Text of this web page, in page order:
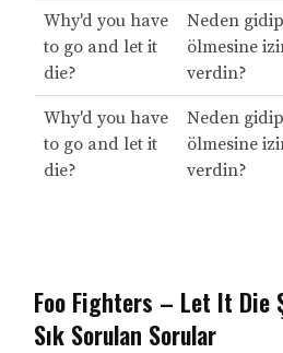
Why'd you have
to go and let it
die?
Neden gidip
ölmesine
verdin?
Why'd you have
to go and let it
die?
Neden gidip
ölmesine
verdin?
Foo Fighters – Let It Die
Sık Sorulan Sorular